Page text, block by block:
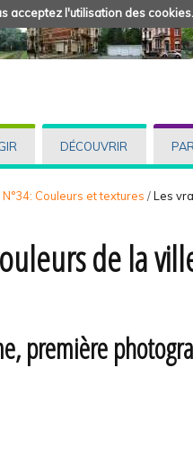
acceptez l'utilisation des cookies.
DÉCOUVRIR
N°34: Couleurs et textures /Les
de la
première